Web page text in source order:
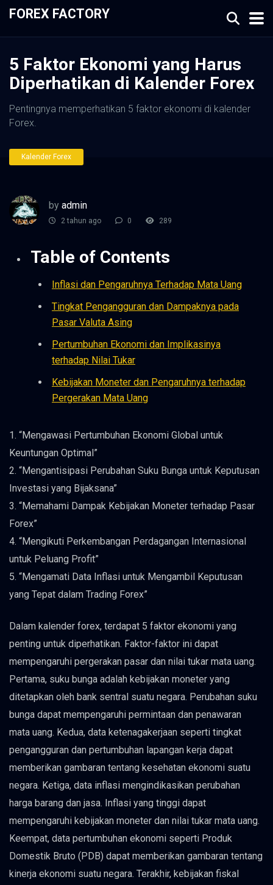
FOREX FACTORY
5 Faktor Ekonomi yang Harus
Diperhatikan di Kalender Forex
Pentingnya memperhatikan 5 faktor ekonomi di kalender
Forex.
Kalender Forex
by admin
2 tahun ago 0 289
Table of Contents
Inflasi dan Pengaruhnya Terhadap Mata Uang
Tingkat Pengangguran dan Dampaknya pada
Pasar Valuta Asing
Pertumbuhan Ekonomi dan Implikasinya
terhadap Nilai Tukar
Kebijakan Moneter dan Pengaruhnya terhadap
Pergerakan Mata Uang
1. “Mengawasi Pertumbuhan Ekonomi Global untuk
Keuntungan Optimal”
2. “Mengantisipasi Perubahan Suku Bunga untuk Keputusan
Investasi yang Bijaksana”
3. “Memahami Dampak Kebijakan Moneter terhadap Pasar
Forex”
4. “Mengikuti Perkembangan Perdagangan Internasional
untuk Peluang Profit”
5. “Mengamati Data Inflasi untuk Mengambil Keputusan
yang Tepat dalam Trading Forex”
Dalam kalender forex, terdapat 5 faktor ekonomi yang
penting untuk diperhatikan. Faktor-faktor ini dapat
mempengaruhi pergerakan pasar dan nilai tukar mata uang.
Pertama, suku bunga adalah kebijakan moneter yang
ditetapkan oleh bank sentral suatu negara. Perubahan suku
bunga dapat mempengaruhi permintaan dan penawaran
mata uang. Kedua, data ketenagakerjaan seperti tingkat
pengangguran dan pertumbuhan lapangan kerja dapat
memberikan gambaran tentang kesehatan ekonomi suatu
negara. Ketiga, data inflasi mengindikasikan perubahan
harga barang dan jasa. Inflasi yang tinggi dapat
mempengaruhi kebijakan moneter dan nilai tukar mata uang.
Keempat, data pertumbuhan ekonomi seperti Produk
Domestik Bruto (PDB) dapat memberikan gambaran tentang
kinerja ekonomi suatu negara. Terakhir, kebijakan fiskal